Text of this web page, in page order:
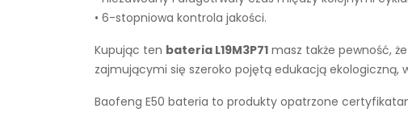
• 6-stopniowa kontrola jakości.
Kupując ten bateria L19M3P71 masz także pewność,
zajmującymi się szeroko pojętą edukacją
Baofeng E50 bateria to produkty opatrzone